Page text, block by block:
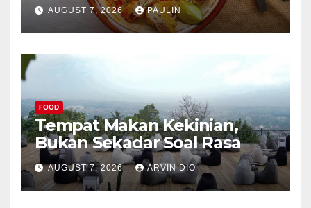
AUGUST 7, 2026 PAULIN
FOOD
Tempat Makan Kekinian,
Bukan Sekadar Soal Rasa
AUGUST 7, 2026 ARVIN DIO